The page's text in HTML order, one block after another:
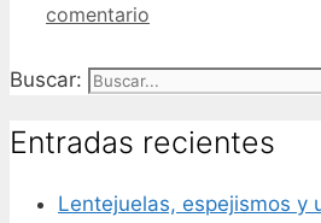
comentario
Buscar:
Entradas recientes
Lentejuelas, espejismos y